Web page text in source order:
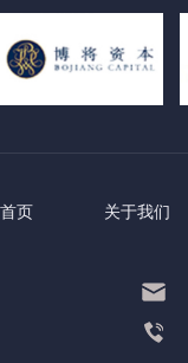
首页 关于我们